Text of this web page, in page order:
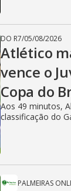
DO R7/05/08/2026
Atlético
vence o
Copa do
Aos 49 minutos,
classificação do
PALMEIRAS